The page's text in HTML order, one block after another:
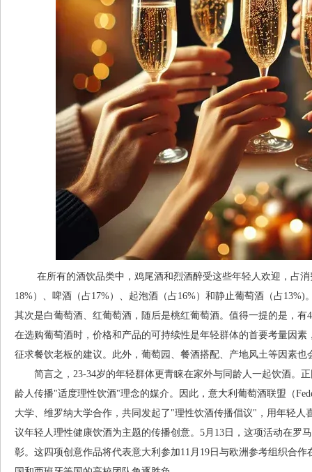
在所有的酒饮品类中，鸡尾酒和烈酒醉受这些年轻人欢迎，占消
18%）、啤酒（占17%）、起泡酒（占16%）和静止葡萄酒（占
其次是白葡萄酒、红葡萄酒，随后是桃红葡萄酒。值得一提的是，
在选购葡萄酒时，价格和产品的可持续性是年轻群体的首要考量因
征求餐饮老板的建议。此外，葡萄园、餐酒搭配、产地风土等因素也
简言之，23-34岁的年轻群体更青睐在家外与同龄人一起饮酒。正
龄人传播"适度理性饮酒"理念的媒介。因此，意大利葡萄酒联盟（
大学、维罗纳大学合作，共同发起了"理性饮酒传播倡议"，用年轻人
议年轻人理性健康饮酒为主题的传播创意。5月13日，这项活动在罗
彰。这四项创意作品将代表意大利参加11月19日与欧洲参考组织合